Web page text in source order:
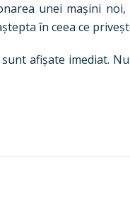
unei mașini
în ceea ce
afișate imediat.